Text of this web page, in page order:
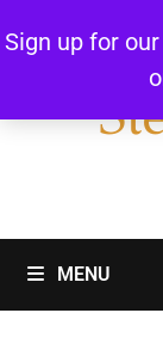
Sign up for
to
MENU